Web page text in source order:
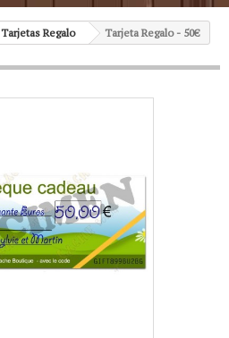
Tarjetas Regalo Tarjeta Regalo - 50€